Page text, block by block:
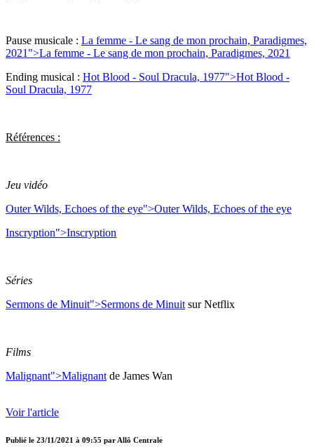
Pause musicale : La femme - Le sang de mon prochain, Paradigmes,
2021">La femme - Le sang de mon prochain, Paradigmes, 2021
Ending musical : Hot Blood - Soul Dracula, 1977">Hot Blood -
Soul Dracula, 1977
Références :
Jeu vidéo
Outer Wilds, Echoes of the eye">Outer Wilds, Echoes of the eye
Inscryption">Inscryption
Séries
Sermons de Minuit">Sermons de Minuit sur Netflix
Films
Malignant">Malignant de James Wan
Voir l'article
Publié le 23/11/2021 à 09:55 par Allô Centrale